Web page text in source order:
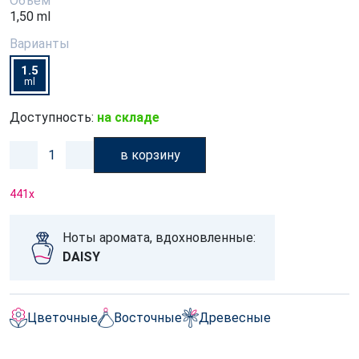
1,50 ml
Варианты
1.5
ml
Доступность: на складе
в корзину
441x
Ноты аромата, вдохновленные:
DAISY
Цветочные Восточные Древесные